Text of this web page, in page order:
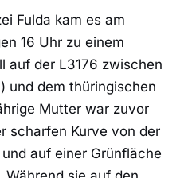
Fulda kam es am
16 Uhr zu einem
auf der L3176 zwischen
und dem thüringischen
Mutter war zuvor
scharfen Kurve von der
auf einer Grünfläche